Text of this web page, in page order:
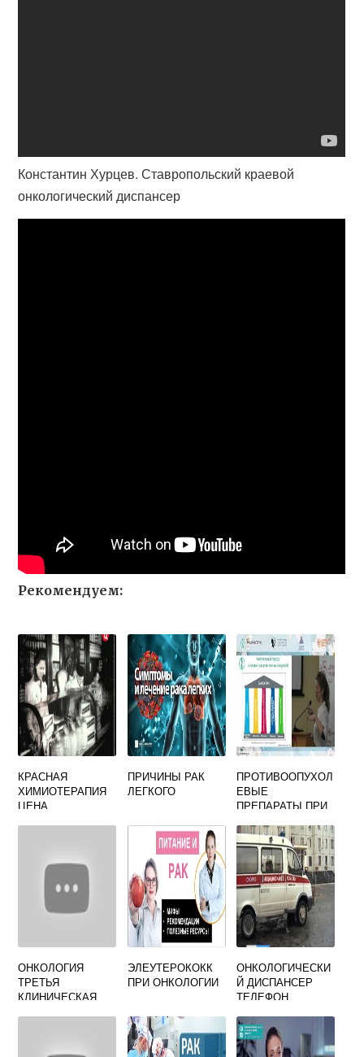
Константин Хурцев. Ставропольский краевой
онкологический диспансер
Рекомендуем:
КРАСНАЯ
ХИМИОТЕРАПИЯ
ЦЕНА
ПРИЧИНЫ РАК
ЛЕГКОГО
ПРОТИВООПУХОЛ
ЕВЫЕ
ПРЕПАРАТЫ ПРИ
ЖЕЛЕЗЫ
ОНКОЛОГИЯ
ТРЕТЬЯ
КЛИНИЧЕСКАЯ
ЭЛЕУТЕРОКОКК
ПРИ ОНКОЛОГИИ
ОНКОЛОГИЧЕСКИ
Й ДИСПАНСЕР
ТЕЛЕФОН